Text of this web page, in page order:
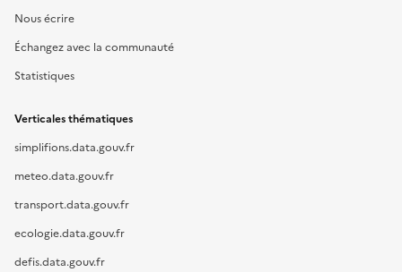
Nous écrire
Échangez avec la communauté
Statistiques
Verticales thématiques
simplifions.data.gouv.fr
meteo.data.gouv.fr
transport.data.gouv.fr
ecologie.data.gouv.fr
defis.data.gouv.fr